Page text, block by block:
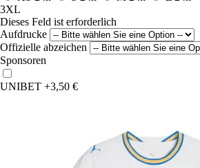
3XL
Dieses Feld ist erforderlich
Aufdrucke
Offizielle abzeichen
Sponsoren
UNIBET +3,50 €